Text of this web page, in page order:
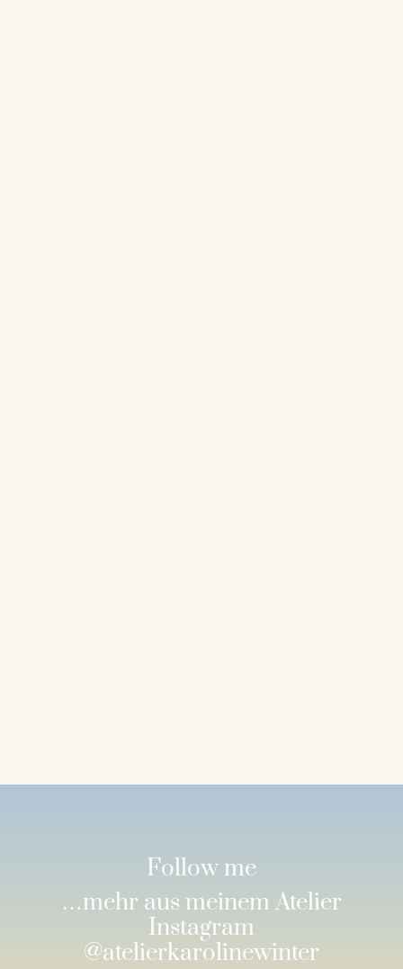
Follow me
…mehr aus meinem Atelier
Instagram
@atelierkarolinewinter